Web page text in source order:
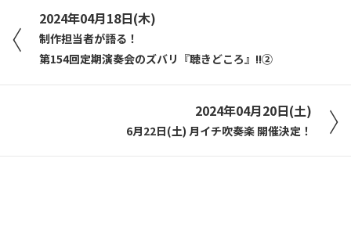
2024年04月18日(木)
制作担当者が語る！
第154回定期演奏会のズバリ『聴きどころ』!!②
2024年04月20日(土)
6月22日(土) 月イチ吹奏楽 開催決定！